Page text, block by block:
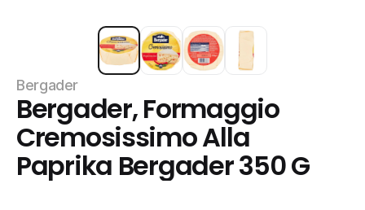
Bergader
Bergader, Formaggio
Cremosissimo Alla
Paprika Bergader 350 G